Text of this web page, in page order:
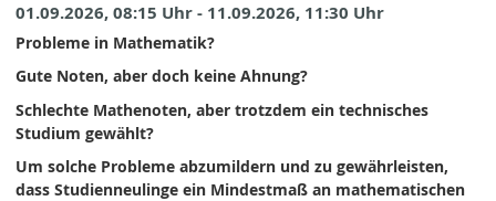
01.09.2026, 08:15 Uhr - 11.09.2026, 11:30 Uhr
Probleme in Mathematik?
Gute Noten, aber doch keine Ahnung?
Schlechte Mathenoten, aber trotzdem ein technisches
Studium gewählt?
Um solche Probleme abzumildern und zu gewährleisten,
dass Studienneulinge ein Mindestmaß an mathematischen